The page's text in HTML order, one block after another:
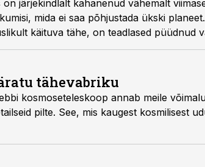
järjekindlalt kahanenud vähemalt
mida ei saa põhjustada ükski
käituva tähe, on teadlased püüdnud
ülemaailmse teleskoopide võrgustiku abil
tähevabriku
kosmoseteleskoop annab meile
pilte. See, mis kaugest kosmilisest